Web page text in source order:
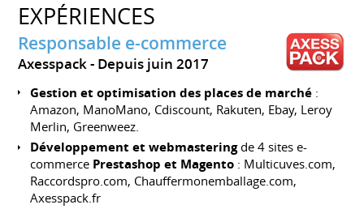
EXPÉRIENCES
Responsable e-commerce
Axesspack Depuis juin 2017
Gestion et optimisation des places de marché :
Amazon, ManoMano, Cdiscount, Rakuten, Ebay, Leroy
Merlin, Greenweez.
Développement et webmasteringde 4 sites e-
commerce Prestashop et Magento : Multicuves.com,
Raccordspro.com, Chauffermonemballage.com,
Axesspack.fr